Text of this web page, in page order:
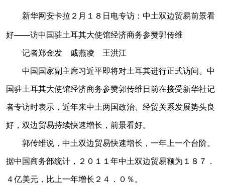
新华网安卡拉２月１８日电专访：中土双边贸易前景看
好——访中国驻土耳其大使馆经济商务参赞郭传维
记者郑金发 戚燕凌 王洪江
中国国家副主席习近平即将对土耳其进行正式访问。中
国驻土耳其大使馆经济商务参赞郭传维日前在接受新华社记
者专访时表示，近年来中土两国政治、经贸关系发展势头良
好，双边贸易持续快速增长，前景看好。
郭传维说，中土双边贸易快速增长，一年上一个台阶。
据中国商务部统计，２０１１年中土双边贸易额为１８７．
４亿美元，比上一年增长２４．０％。